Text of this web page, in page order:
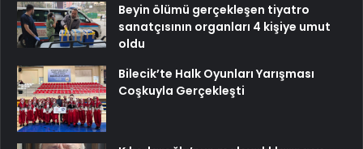
Beyin ölümü gerçekleşen tiyatro
sanatçısının organları 4 kişiye umut
oldu
Bilecik’te Halk Oyunları Yarışması
Coşkuyla Gerçekleşti